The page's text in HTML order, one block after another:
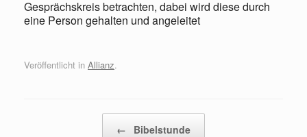
Gesprächskreis betrachten, dabei wird diese durch
eine Person gehalten und angeleitet
Veröffentlicht in Allianz.
← Bibelstunde